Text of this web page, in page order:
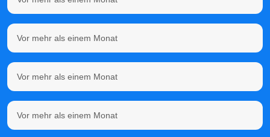
Vor mehr als einem Monat
Vor mehr als einem Monat
Vor mehr als einem Monat